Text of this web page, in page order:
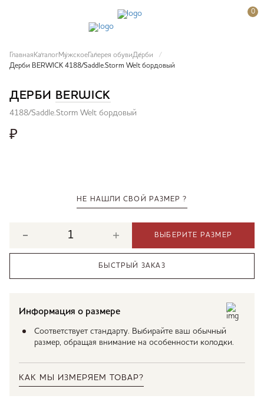
0
Главная КаталогМужское Галерея обувиДерби
Дерби BERWICK 4188/Saddle.Storm Welt бордовый
ДЕРБИ BERWICK
4188/Saddle.Storm Welt бордовый
₽
НЕ НАШЛИ СВОЙ РАЗМЕР ?
ВЫБЕРИТЕ РАЗМЕР
БЫСТРЫЙ ЗАКАЗ
Информация о размере
Соответствует стандарту. Выбирайте ваш обычный
размер, обращая внимание на особенности колодки.
КАК МЫ ИЗМЕРЯЕМ ТОВАР?